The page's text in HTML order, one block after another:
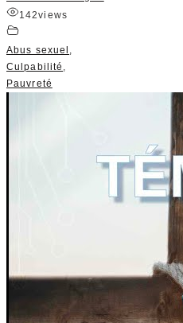
142views
Abus sexuel ,
Culpabilité ,
Pauvreté